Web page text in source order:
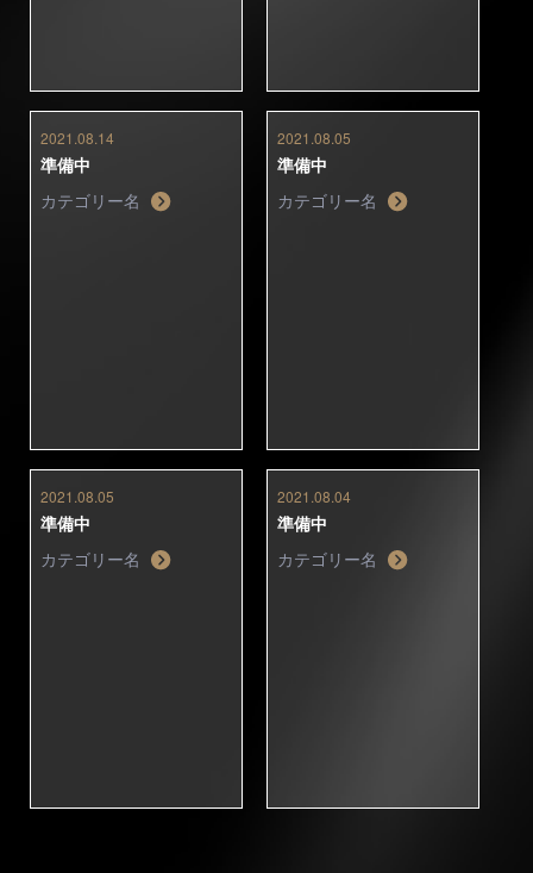
2021.08.14
準備中
カテゴリー名
2021.08.05
準備中
カテゴリー名
2021.08.05
準備中
カテゴリー名
2021.08.04
準備中
カテゴリー名